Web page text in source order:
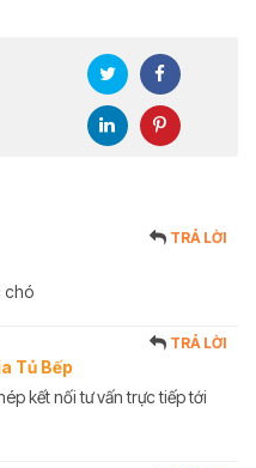
TRẢ LỜI
chó
Tủ Bếp
TRẢ LỜI
kết nối tư vấn trực tiếp tới